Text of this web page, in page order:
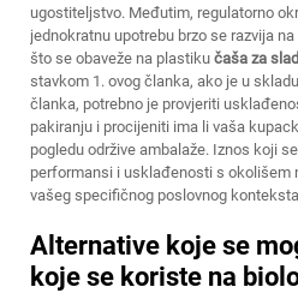
ugostiteljstvo. Međutim, regulatorno
jednokratnu upotrebu brzo se razvija
što se obaveže na plastiku čaša za
stavkom 1. ovog članka, ako je u
članka, potrebno je provjeriti
pakiranju i procijeniti ima li vaša
pogledu održive ambalaže. Iznos koji
performansi i usklađenosti s okolišem
vašeg specifičnog poslovnog
Alternative koje se
koje se koriste na